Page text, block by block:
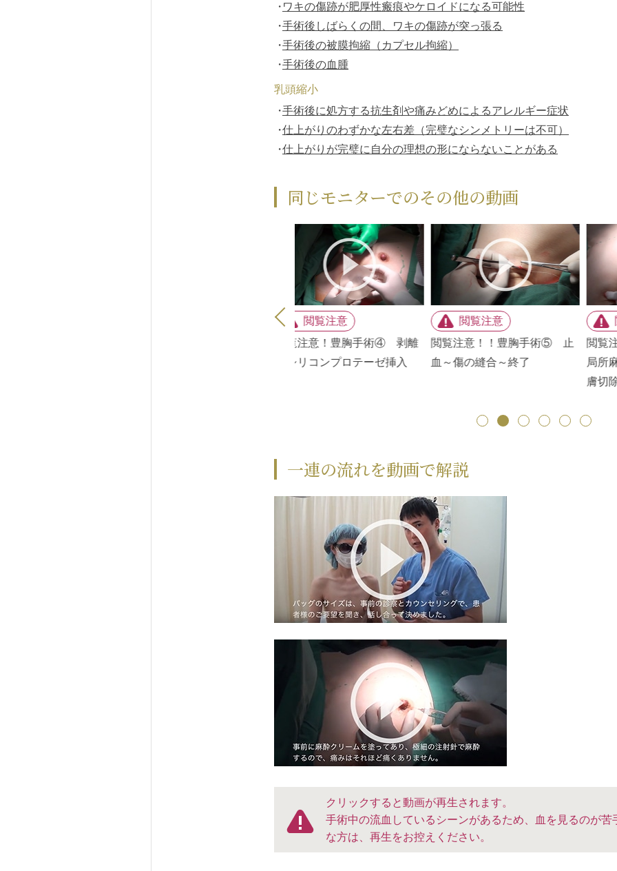
ワキの傷跡が肥厚性瘢痕やケロイドになる可能性
手術後しばらくの間、ワキの傷跡が突っ張る
手術後の被膜拘縮（カプセル拘縮）
手術後の血腫
乳頭縮小
手術後に処方する抗生剤や痛みどめによるアレルギー症状
仕上がりのわずかな左右差（完璧なシンメトリーは不可）
仕上がりが完璧に自分の理想の形にならないことがある
同じモニターでのその他の動画
閲覧注意！豊胸手術④ 剥離
～シリコンプロテーゼ挿入
閲覧注意！！豊胸手術⑤ 止
血～傷の縫合～終了
閲覧注
局所麻
膚切除
一連の流れを動画で解説
クリックすると動画が再生されます。
手術中の流血しているシーンがあるため、血を見るのが苦
な方は、再生をお控えください。